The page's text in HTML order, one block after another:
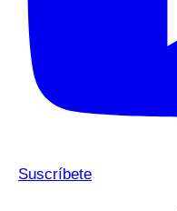
Suscríbete